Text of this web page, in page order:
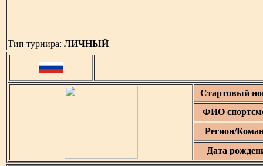
Тип турнира: ЛИЧНЫЙ
Стартовый
ФИО
Регион/
Дата